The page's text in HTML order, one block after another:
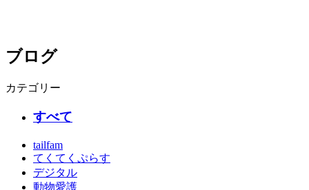
ブログ
カテゴリー
すべて
tailfam
てくてくぷらす
デジタル
動物愛護